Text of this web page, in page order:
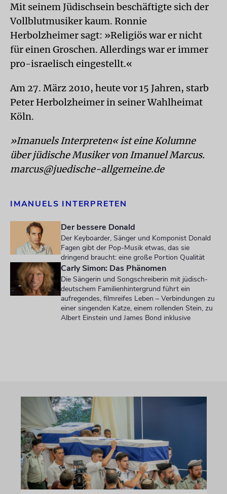
Mit seinem Jüdischsein beschäftigte sich der
Vollblutmusiker kaum. Ronnie
Herbolzheimer sagt: »Religiös war er nicht
für einen Groschen. Allerdings war er immer
pro-israelisch eingestellt.«
Am 27. März 2010, heute vor 15 Jahren, starb
Peter Herbolzheimer in seiner Wahlheimat
Köln.
»Imanuels Interpreten« ist eine Kolumne
über jüdische Musiker von Imanuel Marcus.
marcus@juedische-allgemeine.de
IMANUELS INTERPRETEN
Der bessere Donald
Der Keyboarder, Sänger und Komponist Donald
Fagen gibt der Pop-Musik etwas, das sie
dringend braucht: eine große Portion Qualität
Carly Simon: Das Phänomen
Die Sängerin und Songschreiberin mit jüdisch-
deutschem Familienhintergrund führt ein
aufregendes, filmreifes Leben – Verbindungen zu
einer singenden Katze, einem rollenden Stein, zu
Albert Einstein und James Bond inklusive